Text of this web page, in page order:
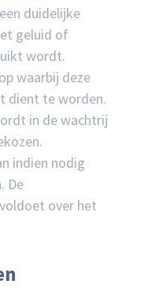
duidelijke
geluid of
wordt.
waarbij deze
dient te worden.
in de wachtrij
indien nodig
De
over het